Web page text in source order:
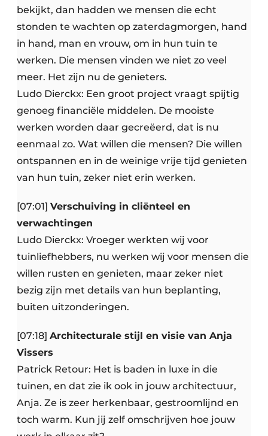
bekijkt, dan hadden we mensen die echt
stonden te wachten op zaterdagmorgen, hand
in hand, man en vrouw, om in hun tuin te
werken. Die mensen vinden we niet zo veel
meer. Het zijn nu de genieters.
Ludo Dierckx: Een groot project vraagt spijtig
genoeg financiële middelen. De mooiste
werken worden daar gecreëerd, dat is nu
eenmaal zo. Wat willen die mensen? Die willen
ontspannen en in de weinige vrije tijd genieten
van hun tuin, zeker niet erin werken.
[07:01] Verschuiving in cliënteel en
verwachtingen
Ludo Dierckx: Vroeger werkten wij voor
tuinliefhebbers, nu werken wij voor mensen die
willen rusten en genieten, maar zeker niet
bezig zijn met details van hun beplanting,
buiten uitzonderingen.
[07:18] Architecturale stijl en visie van Anja
Vissers
Patrick Retour: Het is baden in luxe in die
tuinen, en dat zie ik ook in jouw architectuur,
Anja. Ze is zeer herkenbaar, gestroomlijnd en
toch warm. Kun jij zelf omschrijven hoe jouw